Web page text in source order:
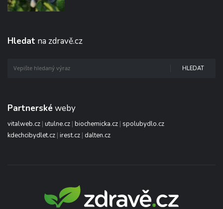
Hledat na zdravě.cz
HLEDAT
Partnerské weby
vitalweb.cz | utulne.cz | biochemicka.cz | spolubydlo.cz
kdechcibydlet.cz | irest.cz | dalten.cz